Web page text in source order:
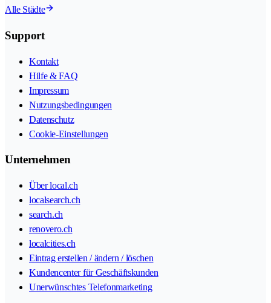
Alle Städte
Support
Kontakt
Hilfe & FAQ
Impressum
Nutzungsbedingungen
Datenschutz
Cookie-Einstellungen
Unternehmen
Über local.ch
localsearch.ch
search.ch
renovero.ch
localcities.ch
Eintrag erstellen / ändern / löschen
Kundencenter für Geschäftskunden
Unerwünschtes Telefonmarketing